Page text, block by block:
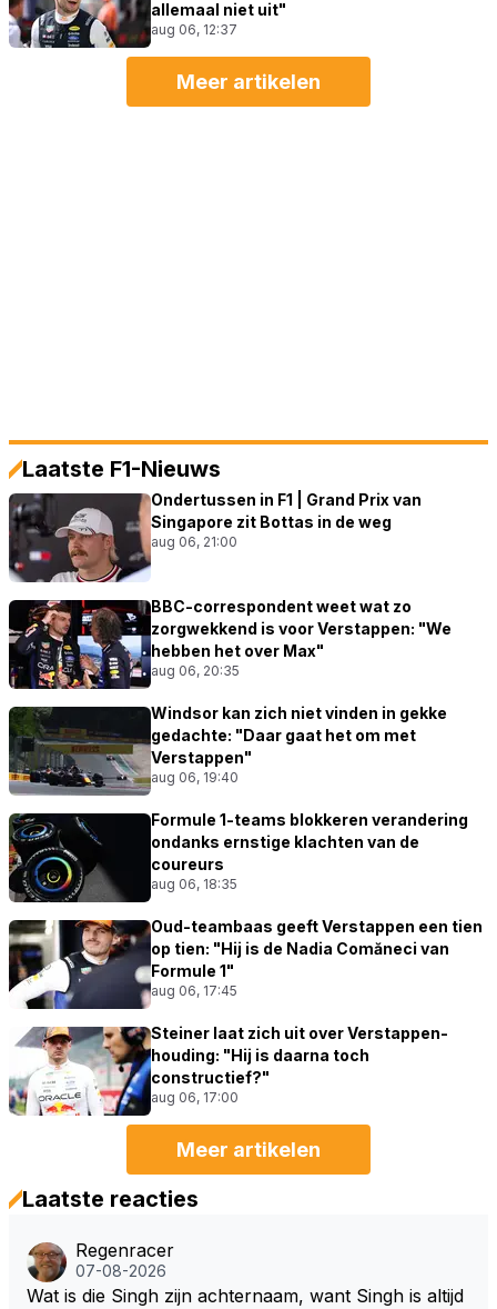
allemaal niet uit"
aug 06, 12:37
Meer artikelen
Laatste F1-Nieuws
Ondertussen in F1 | Grand Prix van
Singapore zit Bottas in de weg
aug 06, 21:00
BBC-correspondent weet wat zo
zorgwekkend is voor Verstappen: "We
hebben het over Max"
aug 06, 20:35
Windsor kan zich niet vinden in gekke
gedachte: "Daar gaat het om met
Verstappen"
aug 06, 19:40
Formule 1-teams blokkeren verandering
ondanks ernstige klachten van de
coureurs
aug 06, 18:35
Oud-teambaas geeft Verstappen een tien
op tien: "Hij is de Nadia Comăneci van
Formule 1"
aug 06, 17:45
Steiner laat zich uit over Verstappen-
houding: "Hij is daarna toch
constructief?"
aug 06, 17:00
Meer artikelen
Laatste reacties
Regenracer
07-08-2026
Wat is die Singh zijn achternaam, want Singh is altijd